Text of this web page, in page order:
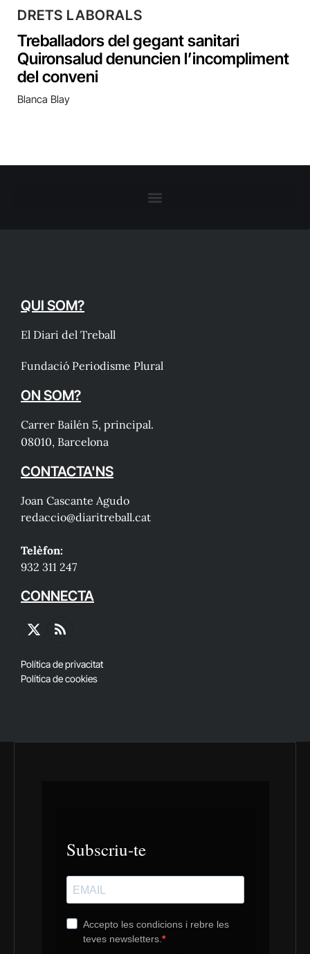
DRETS LABORALS
Treballadors del gegant sanitari
Quironsalud denuncien l’incompliment
del conveni
Blanca Blay
QUI SOM?
El Diari del Treball
Fundació Periodisme Plural
ON SOM?
Carrer Bailén 5, principal.
08010, Barcelona
CONTACTA'NS
Joan Cascante Agudo
redaccio@diaritreball.cat
Telèfon:
932 311 247
CONNECTA
X
RSS
Política de privacitat
Política de cookies